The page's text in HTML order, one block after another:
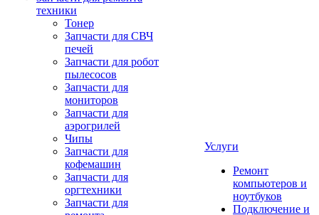
техники
Тонер
Запчасти для СВЧ
печей
Запчасти для робот
пылесосов
Запчасти для
мониторов
Запчасти для
аэрогрилей
Чипы
Запчасти для
кофемашин
Запчасти для
оргтехники
Запчасти для
Услуги
Ремонт
компьютеров и
ноутбуков
Подключение и